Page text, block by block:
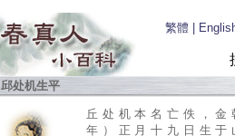
繁體
邱处机生平
丘处机本名亡佚，
年）正月十九日生